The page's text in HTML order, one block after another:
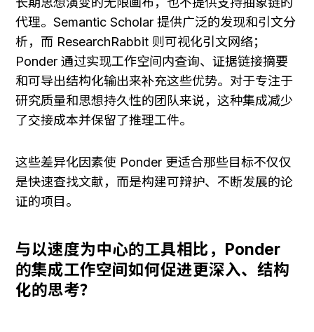
代理。Semantic Scholar 提供广泛的发现和引文分
析，而 ResearchRabbit 则可视化引文网络；
Ponder 通过实现工作空间内查询、证据链接摘要
和可导出结构化输出来补充这些优势。对于专注于
研究质量和思想持久性的团队来说，这种集成减少
了交接成本并保留了推理工件。
这些差异化因素使 Ponder 更适合那些目标不仅仅
是快速查找文献，而是构建可辩护、不断发展的论
证的项目。
与以速度为中心的工具相比，Ponder
的集成工作空间如何促进更深入、结构
化的思考？